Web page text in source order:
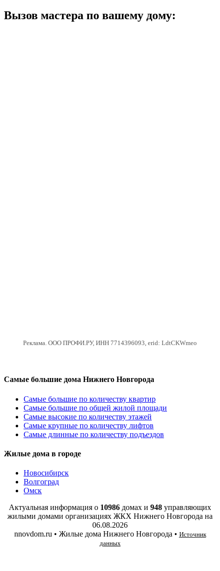
Вызов мастера по вашему дому:
Реклама. ООО ПРОФИ.РУ, ИНН 7714396093, erid: LdtCKWmeo
Самые большие дома Нижнего Новгорода
Самые большие по количеству квартир
Самые большие по общей жилой площади
Самые высокие по количеству этажей
Самые крупные по количеству лифтов
Самые длинные по количеству подъездов
Жилые дома в городе
Новосибирск
Волгоград
Омск
Актуальная информация о 10986 домах и 948 управляющих
жилыми домами организациях ЖКХ Нижнего Новгорода на
06.08.2026
nnovdom.ru • Жилые дома Нижнего Новгорода • Источник
данных